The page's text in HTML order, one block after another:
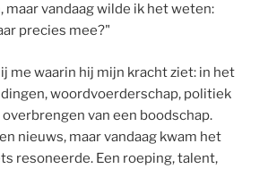
maar vandaag wilde ik het weten:
precies mee?"
me waarin hij mijn kracht ziet: in het
woordvoerderschap, politiek
van een boodschap.
nieuws, maar vandaag kwam het
resoneerde. Een roeping, talent,